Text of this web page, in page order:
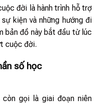
đời là hành trình hỗ trợ
kiện và những hướng đi
bản đồ này bắt đầu từ lúc
cuộc đời.
số học
gọi là giai đoạn niên